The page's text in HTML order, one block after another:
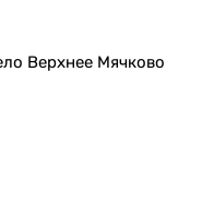
Верхнее Мячково